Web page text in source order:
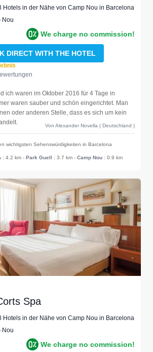
Hotels in der Nähe von Camp Nou in Barcelona
Nou
We charge no commission!
DIRECT WITH THE HOTEL
ich waren im Oktober 2016 für 4 Tage in
waren sauber und schön eingerichtet. Man
oder anderen Stelle, dass es sich um kein
Von Alexander Novella ( Deutschland )
wichtigsten Sehenswürdigkeiten in Barcelona
: 4.2 km - Park Guell : 3.7 km - Camp Nou : 0.9 km
Spa
Hotels in der Nähe von Camp Nou in Barcelona
Nou
We charge no commission!